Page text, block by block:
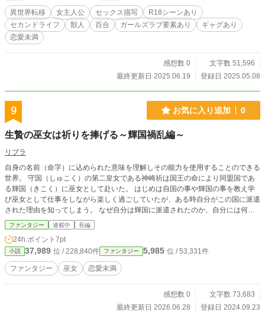
異世界転移 女主人公 セックス描写
R18シーンあり
セカンドライフ
獣人 百合 ガールズラブ要素あり
ギャグあり
恋愛未満
感想数 0
文字数 51,596
最終更新日 2025.06.19
登録日 2025.05.08
9 お気に入り追加 0
生贄の巫女は祈りを捧げる～輝国禍乱編～
リブラ
自身の名前（命字）に込められた意味を理解しその能力を使用することのできる
世界。 守国（しゅこく）の第二皇女である神崎祈は国王の命により同盟国であ
る輝国（きこく）に巫女として赴いた。 はじめは自国の事や輝国の事を教え学
び巫女として仕事をしながら楽しく過ごしていたが、ある時自分がこの国に派遣
された理由を知ってしまう。 なぜ自分は輝国に派遣されたのか、自分には何が
できるのか、名前に込められた意味とは・・・。 輝国の王との出会いにより彼
女の運命が大きく動き出す。
ファンタジー 連載中 長編
24h.ポイント 7pt
小説 37,989 位 / 228,840件 ファンタジー 5,985 位 / 53,331件
ファンタジー 巫女 恋愛未満
感想数 0
文字数 73,683
最終更新日 2026.06.28
登録日 2024.09.23